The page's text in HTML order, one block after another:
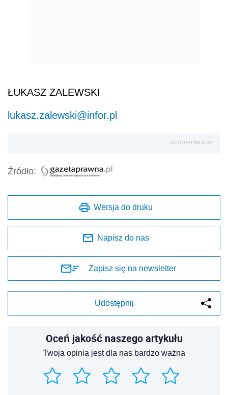
ŁUKASZ ZALEWSKI
lukasz.zalewski@infor.pl
AUTOPROMOCJA
Źródło:
Wersja do druku
Napisz do nas
Zapisz się na newsletter
Udostępnij
Oceń jakość naszego artykułu
Twoja opinia jest dla nas bardzo ważna